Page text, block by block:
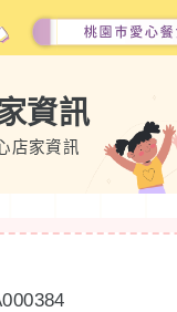
資訊
店家資訊